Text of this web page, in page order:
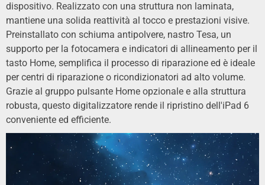
dispositivo. Realizzato con una struttura non laminata,
mantiene una solida reattività al tocco e prestazioni visive.
Preinstallato con schiuma antipolvere, nastro Tesa, un
supporto per la fotocamera e indicatori di allineamento per il
tasto Home, semplifica il processo di riparazione ed è ideale
per centri di riparazione o ricondizionatori ad alto volume.
Grazie al gruppo pulsante Home opzionale e alla struttura
robusta, questo digitalizzatore rende il ripristino dell'iPad 6
conveniente ed efficiente.